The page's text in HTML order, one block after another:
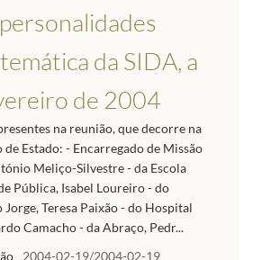
da SIDA, a
de 2004
na reunião, que decorre na
de Estado: - Encarregado de Missão
Meliço-Silvestre - da Escola
Pública, Isabel Loureiro - do
Teresa Paixão - do Hospital
Camacho - da Abraço, Pedr...
2004-02-19/2004-02-19